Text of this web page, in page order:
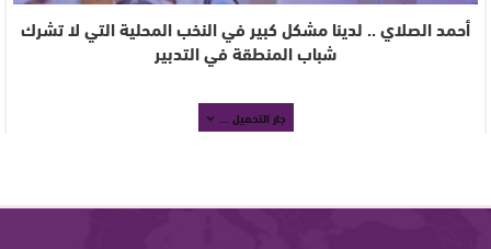
أحمد الصلاي .. لدينا مشكل كبير في النخب المحلية التي لا تشرك
شباب المنطقة في التدبير
جار التحميل ...